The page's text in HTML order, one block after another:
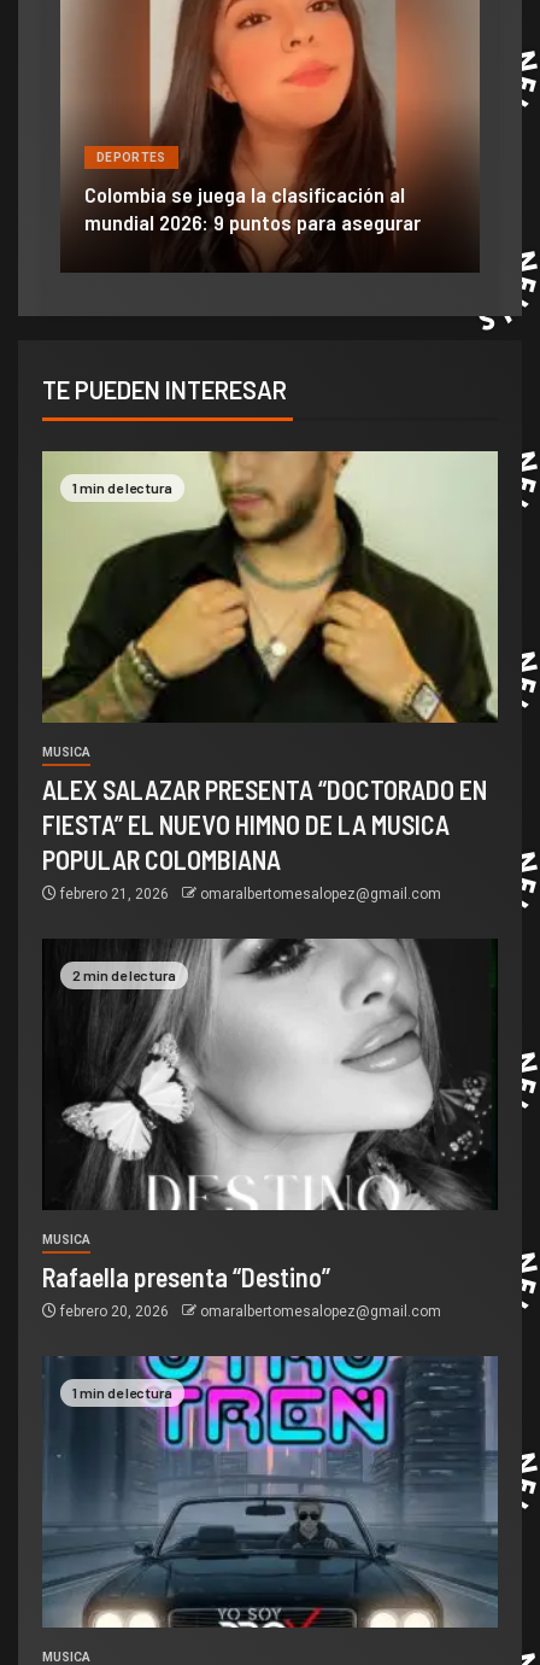
DEPORTES
Colombia se juega la clasificación al
mundial 2026: 9 puntos para asegurar
TE PUEDEN INTERESAR
1 min de lectura
MUSICA
ALEX SALAZAR PRESENTA “DOCTORADO EN
FIESTA” EL NUEVO HIMNO DE LA MUSICA
POPULAR COLOMBIANA
febrero 21, 2026 omaralbertomesalopez@gmail.com
2 min de lectura
MUSICA
Rafaella presenta “Destino”
febrero 20, 2026 omaralbertomesalopez@gmail.com
1 min de lectura
MUSICA